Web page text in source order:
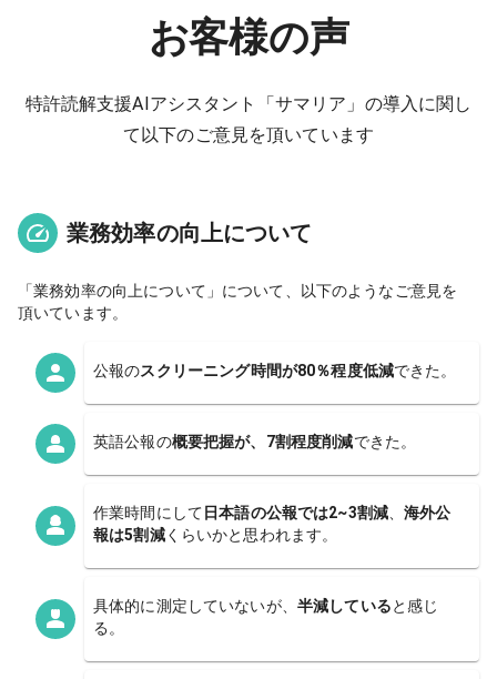
お客様の声
特許読解支援AIアシスタント「サマリア」の導入に関し
て以下のご意見を頂いています
業務効率の向上について
「業務効率の向上について 」について、以下のようなご意見を
頂いています。
公報のスクリーニング時間が80％程度低減できた。
英語公報の概要把握が、7割程度削減できた。
作業時間にして 日本語の公報では2~3割減、海外公
報は5割減くらいかと思われます。
具体的に測定していないが、 半減していると感じ
る。